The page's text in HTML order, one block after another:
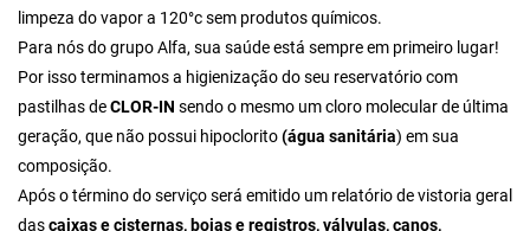
limpeza do vapor a 120°c sem produtos químicos.
Para nós do grupo Alfa, sua saúde está sempre em primeiro lugar!
Por isso terminamos a higienização do seu reservatório com
pastilhas deCLOR-IN sendo o mesmo um cloro molecular de última
geração, que não possui hipoclorito(água sanitária) em sua
composição.
Após o término do serviço será emitido um relatório de vistoria geral
dascaixas e cisternas, boias e registros, válvulas, canos,